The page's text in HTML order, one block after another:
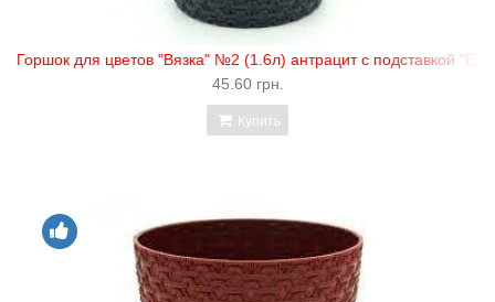
Горшок для цветов "Вязка" №2 (1.6л) антрацит с подставкой
45.60 грн.
Купить